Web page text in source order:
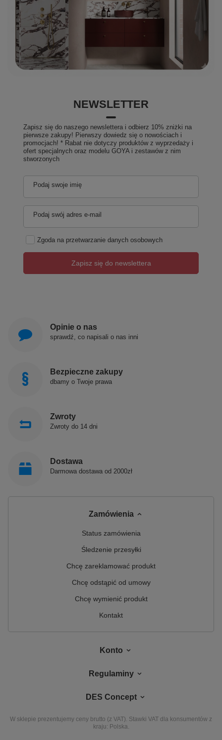
NEWSLETTER
Zapisz się do naszego newslettera i odbierz 10% zniżki na
pierwsze zakupy! Pierwszy dowiedz się o nowościach i
promocjach! * Rabat nie dotyczy produktów z wyprzedaży i
ofert specjalnych oraz modelu GOYA i zestawów z nim
stworzonych
Podaj swoje imię
Podaj swój adres e-mail
Zgoda na przetwarzanie danych osobowych
Zapisz się do newslettera
Opinie o nas
sprawdź, co napisali o nas inni
Bezpieczne zakupy
dbamy o Twoje prawa
Zwroty
Zwroty do 14 dni
Dostawa
Darmowa dostawa od 2000zł
Zamówienia
Status zamówienia
Śledzenie przesyłki
Chcę zareklamować produkt
Chcę odstąpić od umowy
Chcę wymienić produkt
Kontakt
Konto
Regulaminy
DES Concept
W sklepie prezentujemy ceny brutto (z VAT). Stawki VAT dla konsumentów z
kraju: Polska.